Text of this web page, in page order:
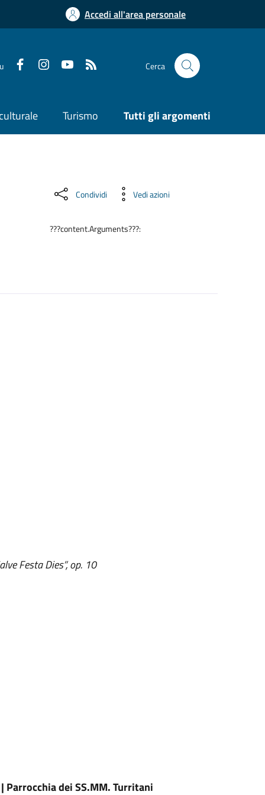
Accedi all'area personale
Cerca
Turismo Tutti gli argomenti
Condividi Vedi azioni
???content.Arguments???:
Festa Dies”, op. 10
Parrocchia dei SS.MM. Turritani